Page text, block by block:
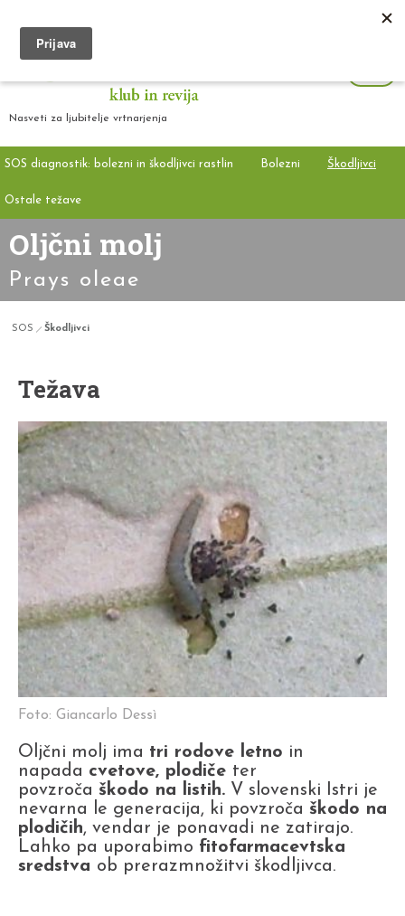
Nasveti za ljubitelje vrtnarjenja
SOS diagnostik: bolezni in škodljivci rastlin Bolezni Škodljivci
Ostale težave
Oljčni molj
Prays oleae
SOS Škodljivci
Težava
Foto: Giancarlo Dessì
Oljčni molj ima tri rodove letno in
napada cvetove, plodiče ter
povzroča škodo na listih. V slovenski Istri je
nevarna le generacija, ki povzroča škodo na
plodičih, vendar je ponavadi ne zatirajo.
Lahko pa uporabimo fitofarmacevtska
sredstva ob prerazmnožitvi škodljivca.